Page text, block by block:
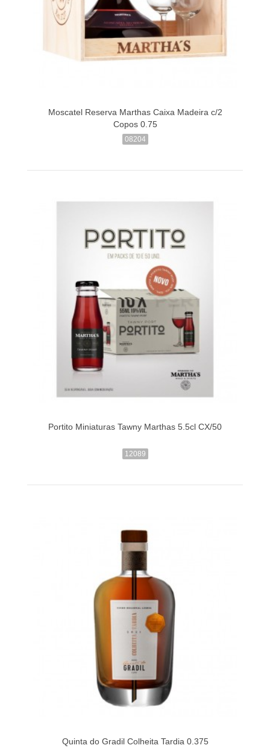
Moscatel Reserva Marthas Caixa Madeira c/2
Copos 0.75
08204
Portito Miniaturas Tawny Marthas 5.5cl CX/50
12089
Quinta do Gradil Colheita Tardia 0.375